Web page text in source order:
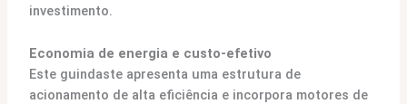
investimento.
Economia de energia e custo-efetivo
Este guindaste apresenta uma estrutura de
acionamento de alta eficiência e incorpora motores de